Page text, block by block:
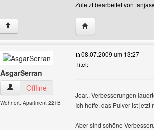
Zuletzt bearbeitet von
↑ Website dieses
AsgarSerran
AsgarSerran Benutzer-Profile anzeigen
Offline
Wohnort: Apartment 221B
08.07.2009 um 13:27
Titel:
Joar.. Verbesserungen
Ich hoffe, das Pulver ist jetzt
Aber sind schöne